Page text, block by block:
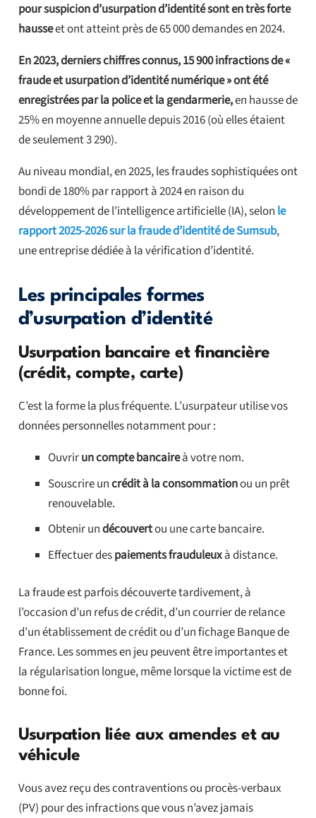
pour suspicion d’usurpation d’identité sont en très forte
hausseet ont atteint près de 65 000 demandes en 2024.
En 2023, derniers chiffres connus, 15 900 infractions de «
fraude et usurpation d’identité numérique » ont été
enregistrées par la police et la gendarmerie,en hausse de
25% en moyenne annuelle depuis 2016 (où elles étaient
de seulement 3 290).
Au niveau mondial, en 2025, les fraudes sophistiquées ont
bondi de 180% par rapport à 2024 en raison du
développement de l’intelligence artificielle (IA), selon le
rapport 2025-2026 sur la fraude d’identité de Sumsub,
une entreprise dédiée à la vérification d’identité.
Les principales formes
d’usurpation d’identité
Usurpation bancaire et financière
(crédit, compte, carte)
C’est la forme la plus fréquente. L’usurpateur utilise vos
données personnelles notamment pour :
Ouvrirun compte bancaireà votre nom.
Souscrire uncrédit à la consommationou un prêt
renouvelable.
Obtenir undécouvertou une carte bancaire.
Effectuer despaiements frauduleuxà distance.
La fraude est parfois découverte tardivement, à
l’occasion d’un refus de crédit, d’un courrier de relance
d’un établissement de crédit ou d’un fichage Banque de
France. Les sommes en jeu peuvent être importantes et
la régularisation longue, même lorsque la victime est de
bonne foi.
Usurpation liée aux amendes et au
véhicule
Vous avez reçu des contraventions ou procès-verbaux
(PV) pour des infractions que vous n’avez jamais